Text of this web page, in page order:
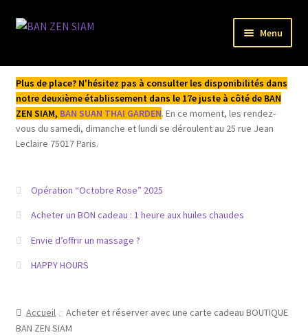
Aller
navigation
Aller
Menu
Bienvenue
le
menu
enfant
L’institut
Ouvrir
le
menu
Acheter / Réserver
Ouvrir
Réserver et payer en ligne
Réserver avec une e-Carte cadeau BAN ZEN SIAM
Réserver avec un COUPON ou un BON partenaires
Plus de place? N'hésitez pas à consulter les disponibilités dans
notre deuxième établissement dans le 17e juste à côté de BAN
ZEN SIAM, BAN SUAN THAI GARDEN. En ce moment, les rendez-
vous du samedi, dimanche et lundi se déroulent au 25 rue Jean
Leclaire 75017 Paris.
Opération “Octobre Rose” 2025
Acheter un BON cadeau : 1 heure aux huiles chaudes
Envie d’offrir un massage ?
HAPPY HOURS
Accueil
Acheter et réserver avec une carte cadeau BOUTIQUE
BAN ZEN SIAM